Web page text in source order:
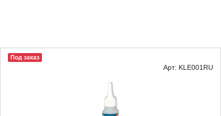
Под заказ
Арт: KLE001RU